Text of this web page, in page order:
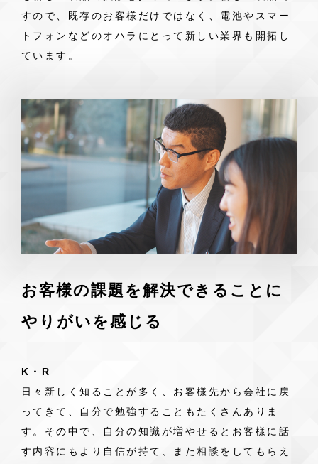
すので、既存のお客様だけではなく、電池やスマー
トフォンなどのオハラにとって新しい業界も開拓し
ています。
お客様の課題を解決できることに
やりがいを感じる
K・R
日々新しく知ることが多く、お客様先から会社に戻
ってきて、自分で勉強することもたくさんありま
す。その中で、自分の知識が増やせるとお客様に話
す内容にもより自信が持て、また相談をしてもらえ